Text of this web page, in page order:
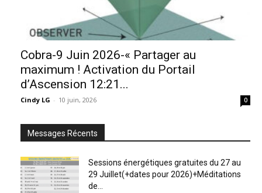
Cobra-9 Juin 2026-« Partager au
maximum ! Activation du Portail
d’Ascension 12:21...
Cindy LG - 10 juin, 2026 0
Messages Récents
Sessions énergétiques gratuites du 27 au
29 Juillet(+dates pour 2026)+Méditations
de...